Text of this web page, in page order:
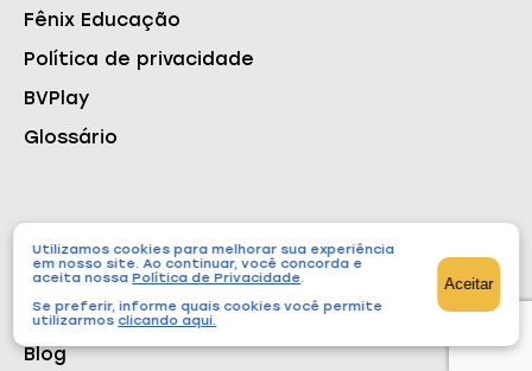
Utilizamos cookies para melhorar sua experiência
em nosso site. Ao continuar, você concorda e
aceita nossaPolítica de Privacidade.
Se preferir, informe quais cookies você permite
utilizarmosclicando aqui.
Aceitar
Fênix Educação
Política de privacidade
BVPlay
Glossário
Conteúdos
Cursos
Blog